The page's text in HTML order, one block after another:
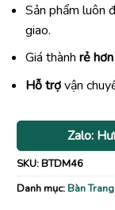
Sản phẩm luôn
giao.
Giá thành rẻ
Hỗ trợvận
Zalo:
SKU:BTDM46
Danh mục:Bàn